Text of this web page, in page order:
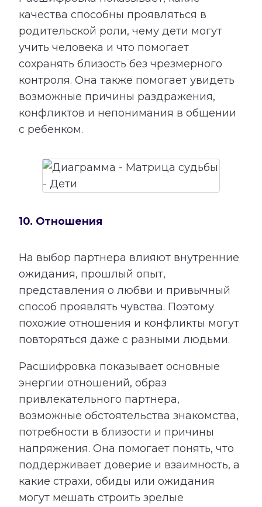
качества способны проявляться в
родительской роли, чему дети могут
учить человека и что помогает
сохранять близость без чрезмерного
контроля. Она также помогает увидеть
возможные причины раздражения,
конфликтов и непонимания в общении
с ребенком.
10. Отношения
На выбор партнера влияют внутренние
ожидания, прошлый опыт,
представления о любви и привычный
способ проявлять чувства. Поэтому
похожие отношения и конфликты могут
повторяться даже с разными людьми.
Расшифровка показывает основные
энергии отношений, образ
привлекательного партнера,
возможные обстоятельства знакомства,
потребности в близости и причины
напряжения. Она помогает понять, что
поддерживает доверие и взаимность, а
какие страхи, обиды или ожидания
могут мешать строить зрелые